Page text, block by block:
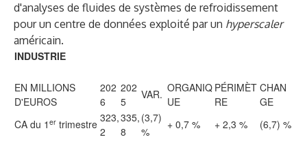
d'analyses de fluides de systèmes de refroidissement
pour un centre de données exploité par un hyperscaler
américain.
INDUSTRIE
EN MILLIONS
D'EUROS
202
6
202
5
VAR. ORGANIQ
UE
PÉRIMÈT
RE
CHAN
GE
CA du 1 er trimestre 323,
2
335,
8
(3,7)
%
+ 0,7 % + 2,3 % (6,7) %